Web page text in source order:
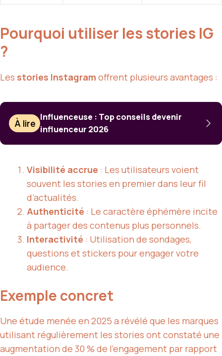
Pourquoi utiliser les stories IG
?
Les stories Instagram offrent plusieurs avantages :
À lire
Influenceuse : Top conseils devenir
influenceur 2026
Visibilité accrue : Les utilisateurs voient
souvent les stories en premier dans leur fil
d’actualités.
Authenticité : Le caractère éphémère incite
à partager des contenus plus personnels.
Interactivité : Utilisation de sondages,
questions et stickers pour engager votre
audience.
Exemple concret
Une étude menée en 2025 a révélé que les marques
utilisant régulièrement les stories ont constaté une
augmentation de 30 % de l’engagement par rapport